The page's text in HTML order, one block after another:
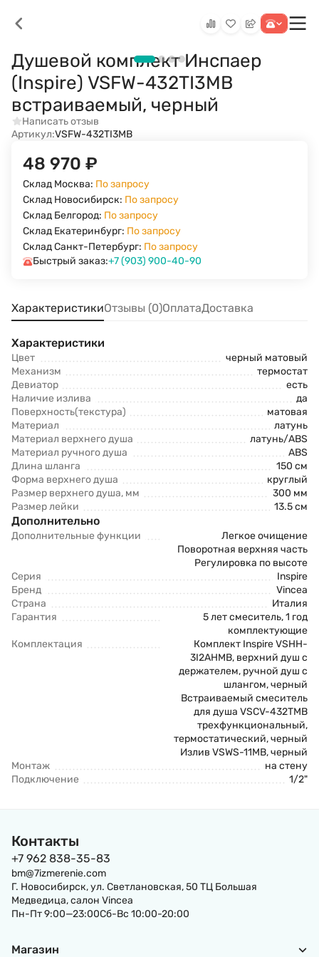
Душевой комплект Инспаер
(Inspire) VSFW-432TI3MB
встраиваемый, черный
Написать отзыв
Артикул:VSFW-432TI3MB
48 970 ₽
Склад Москва: По запросу
Склад Новосибирск: По запросу
Склад Белгород: По запросу
Склад Екатеринбург: По запросу
Склад Санкт-Петербург: По запросу
Быстрый заказ:+7 (903) 900-40-90
ХарактеристикиОтзывы (0)ОплатаДоставка
Характеристики
Цвет
черный матовый
Механизм
термостат
Девиатор
есть
Наличие излива
да
Поверхность(текстура)
матовая
Материал
латунь
Материал верхнего душа
латунь/ABS
Материал ручного душа
ABS
Длина шланга
150 см
Форма верхнего душа
круглый
Размер верхнего душа, мм
300 мм
Размер лейки
13.5 см
Дополнительно
Дополнительные функции
Легкое очищение
Поворотная верхняя часть
Регулировка по высоте
Серия
Inspire
Бренд
Vincea
Страна
Италия
Гарантия
5 лет смеситель, 1 год
комплектующие
Комплектация
Комплект Inspire VSHH-
3I2AHMB, верхний душ с
держателем, ручной душ с
шлангом, черный
Встраиваемый смеситель
для душа VSCV-432TMB
трехфункциональный,
термостатический, черный
Излив VSWS-11MB, черный
Монтаж
на стену
Подключение
1/2"
Контакты
+7 962 838-35-83
bm@7izmerenie.com
Г. Новосибирск, ул. Светлановская, 50 ТЦ Большая
Медведица, салон Vincea
Пн-Пт 9:00—23:00Сб-Вс 10:00-20:00
Магазин